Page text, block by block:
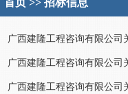
首页>> 招标信息
广西建隆工程咨询有限公司